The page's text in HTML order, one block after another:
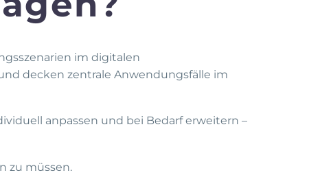
im digitalen
decken zentrale Anwendungsfälle im
anpassen und bei Bedarf erweitern –
zu müssen.